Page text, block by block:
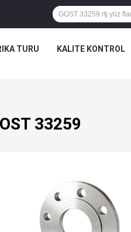
TURU KALITE KONTROL
33259